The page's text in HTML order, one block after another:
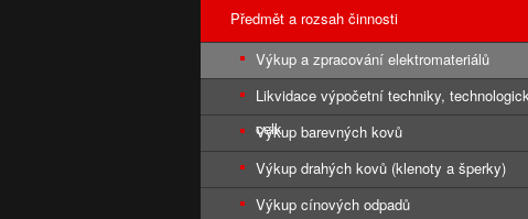
Předmět a rozsah činnosti
Výkup a zpracování elektromateriálů
Likvidace výpočetní techniky,
celk
Výkup barevných kovů
Výkup drahých kovů (klenoty a šperky)
Výkup cínových odpadů